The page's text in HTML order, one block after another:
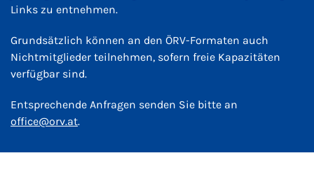
Links zu entnehmen.
Grundsätzlich können an den ÖRV-Formaten auch
Nichtmitglieder teilnehmen, sofern freie Kapazitäten
verfügbar sind.
Entsprechende Anfragen senden Sie bitte an
office@orv.at.